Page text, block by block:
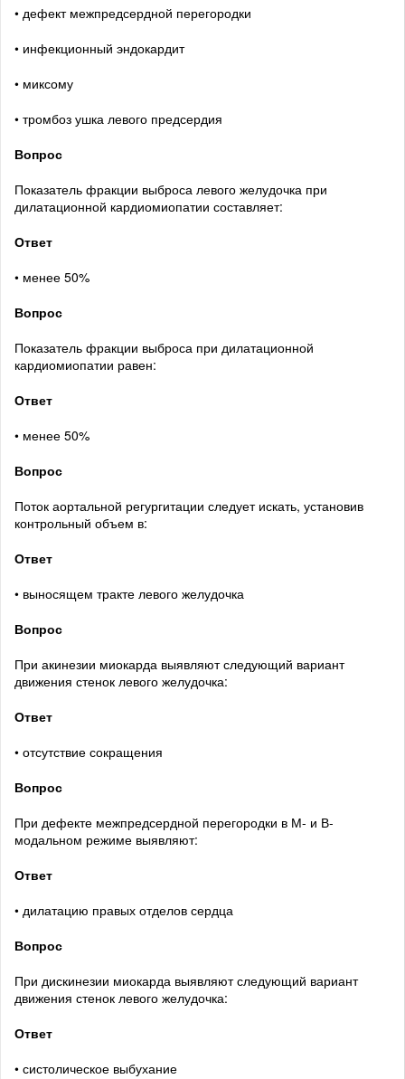
• дефект межпредсердной перегородки
• инфекционный эндокардит
• миксому
• тромбоз ушка левого предсердия
Вопрос
Показатель фракции выброса левого желудочка при
дилатационной кардиомиопатии составляет:
Ответ
• менее 50%
Вопрос
Показатель фракции выброса при дилатационной
кардиомиопатии равен:
Ответ
• менее 50%
Вопрос
Поток аортальной регургитации следует искать, установив
контрольный объем в:
Ответ
• выносящем тракте левого желудочка
Вопрос
При акинезии миокарда выявляют следующий вариант
движения стенок левого желудочка:
Ответ
• отсутствие сокращения
Вопрос
При дефекте межпредсердной перегородки в М- и В-
модальном режиме выявляют:
Ответ
• дилатацию правых отделов сердца
Вопрос
При дискинезии миокарда выявляют следующий вариант
движения стенок левого желудочка:
Ответ
• систолическое выбухание